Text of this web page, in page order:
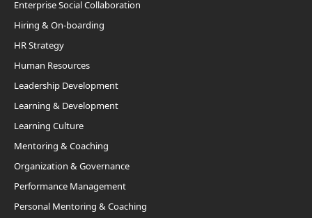
Enterprise Social Collaboration
Hiring & On-boarding
HR Strategy
Human Resources
Leadership Development
Learning & Development
Learning Culture
Mentoring & Coaching
Organization & Governance
Performance Management
Personal Mentoring & Coaching